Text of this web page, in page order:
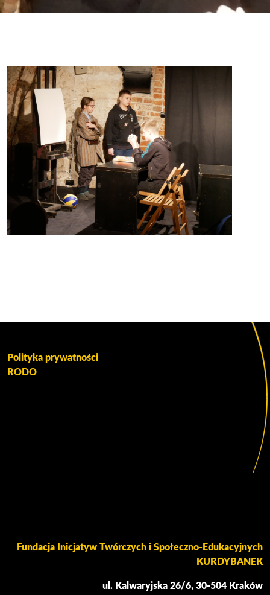
Polityka prywatności
RODO
Fundacja Inicjatyw Twórczych i Społeczno-Edukacyjnych
KURDYBANEK
ul. Kalwaryjska 26/6, 30-504 Kraków